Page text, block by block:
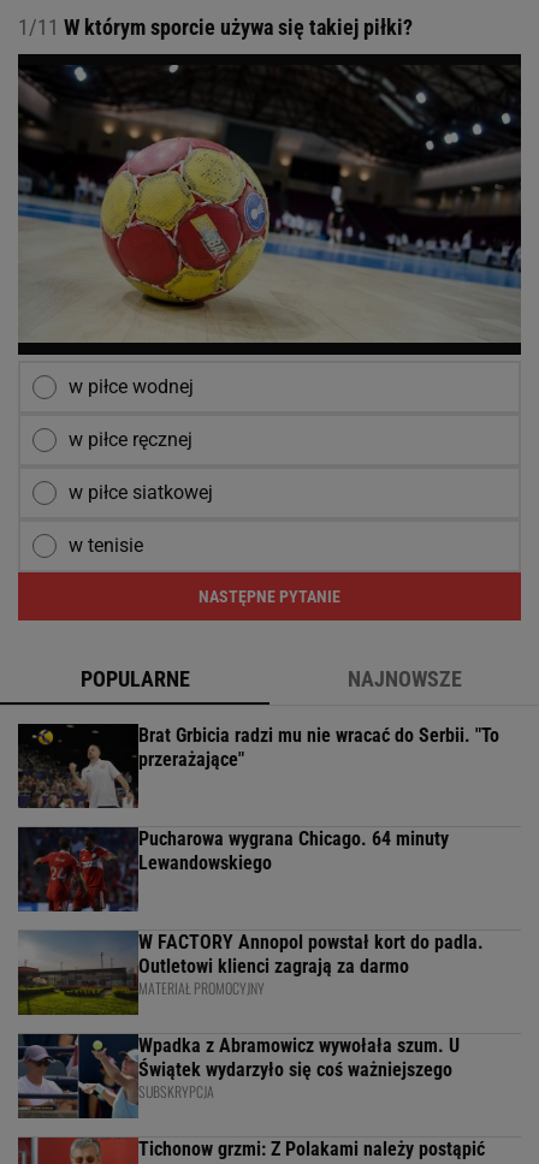
1/11 W którym sporcie używa się takiej piłki?
w piłce wodnej
w piłce ręcznej
w piłce siatkowej
w tenisie
NASTĘPNE PYTANIE
POPULARNE NAJNOWSZE
Brat Grbicia radzi mu nie wracać do Serbii. "To
przerażające"
Pucharowa wygrana Chicago. 64 minuty
Lewandowskiego
W FACTORY Annopol powstał kort do padla.
Outletowi klienci zagrają za darmo
MATERIAŁ PROMOCYJNY
Wpadka z Abramowicz wywołała szum. U
Świątek wydarzyło się coś ważniejszego
SUBSKRYPCJA
Tichonow grzmi: Z Polakami należy postąpić